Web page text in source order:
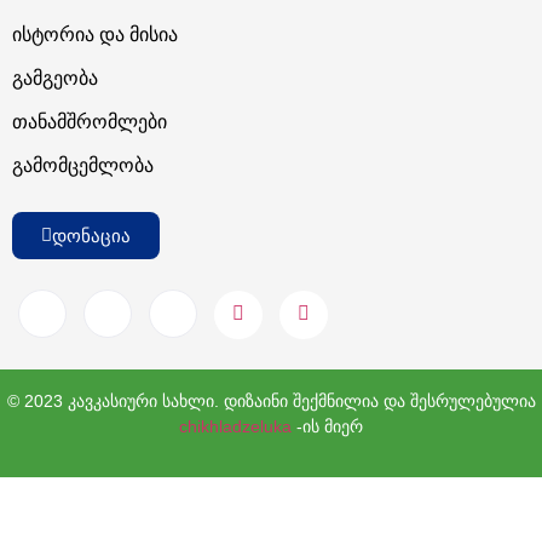
Ისტორია Და Მისია
Გამგეობა
Თანამშრომლები
Გამომცემლობა
დონაცია
© 2023 კავკასიური სახლი. დიზაინი შექმნილია და შესრულებულია
chikhladzeluka -ის მიერ